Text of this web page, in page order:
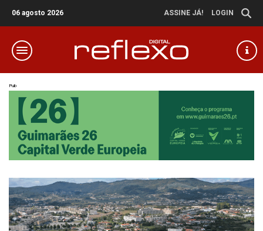
06 agosto 2026 ASSINE JÁ! LOGIN
Pub